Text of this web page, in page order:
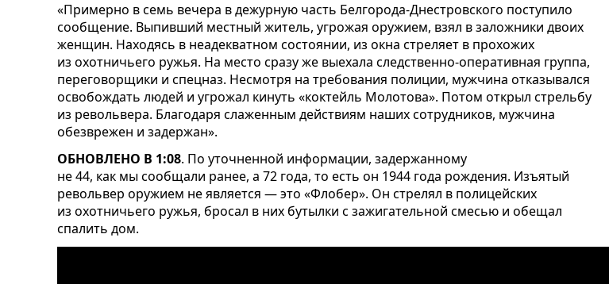
«Примерно в семь вечера в дежурную часть Белгорода-Днестровского поступило
сообщение. Выпивший местный житель, угрожая оружием, взял в заложники двоих
женщин. Находясь в неадекватном состоянии, из окна стреляет в прохожих
из охотничьего ружья. На место сразу же выехала следственно-оперативная группа,
переговорщики и спецназ. Несмотря на требования полиции, мужчина отказывался
освобождать людей и угрожал кинуть «коктейль Молотова». Потом открыл стрельбу
из револьвера. Благодаря слаженным действиям наших сотрудников, мужчина
обезврежен и задержан».
ОБНОВЛЕНО В 1:08. По уточненной информации, задержанному
не 44, как мы сообщали ранее, а 72 года, то есть он 1944 года рождения. Изъятый
револьвер оружием не является — это «Флобер». Он стрелял в полицейских
из охотничьего ружья, бросал в них бутылки с зажигательной смесью и обещал
спалить дом.